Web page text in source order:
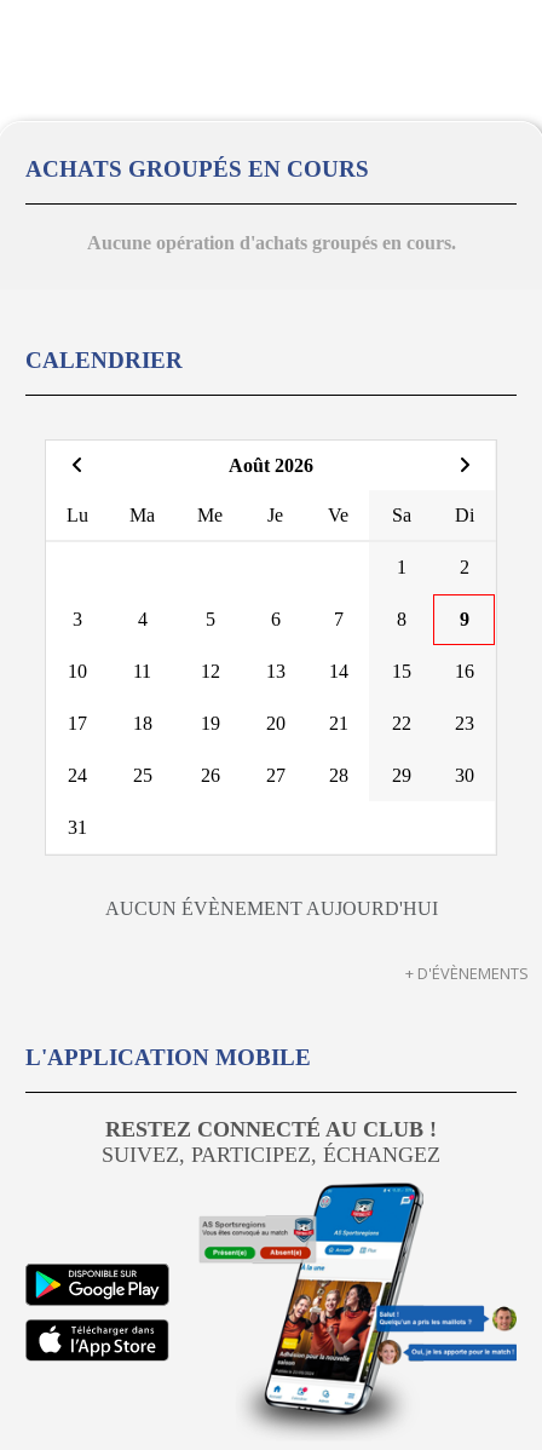
ACHATS GROUPÉS EN COURS
Aucune opération d'achats groupés en cours.
CALENDRIER
Août 2026
Lu Ma Me Je Ve Sa Di
1 2
3 4 5 6 7 8 9
10 11 12 13 14 15 16
17 18 19 20 21 22 23
24 25 26 27 28 29 30
31
AUCUN ÉVÈNEMENT AUJOURD'HUI
+ D'ÉVÈNEMENTS
L'APPLICATION MOBILE
RESTEZ CONNECTÉ AU CLUB !
SUIVEZ, PARTICIPEZ, ÉCHANGEZ